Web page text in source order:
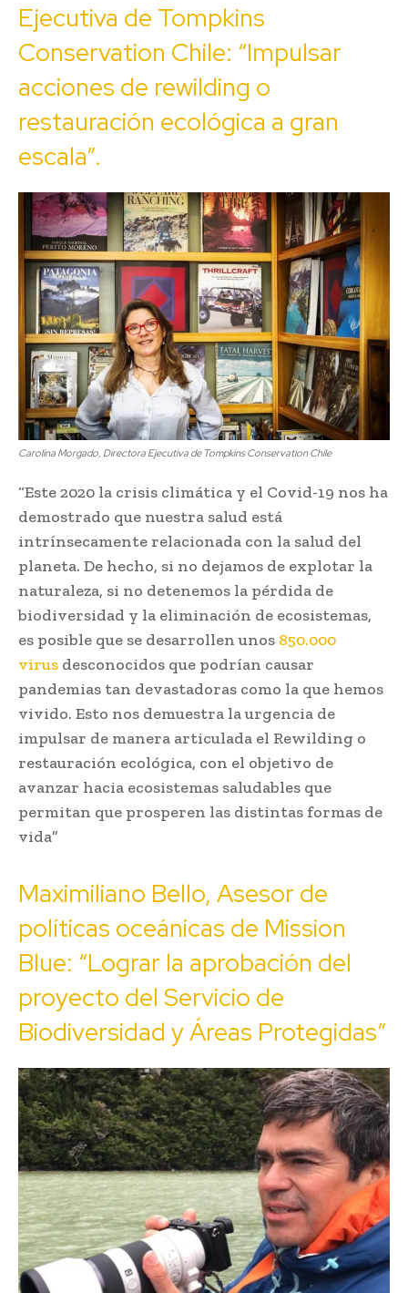
Ejecutiva de Tompkins
Conservation Chile: “Impulsar
acciones de rewilding o
restauración ecológica a gran
escala”.
Carolina Morgado, Directora Ejecutiva de Tompkins Conservation Chile
“Este 2020 la crisis climática y el Covid-19 nos ha
demostrado que nuestra salud está
intrínsecamente relacionada con la salud del
planeta. De hecho, si no dejamos de explotar la
naturaleza, si no detenemos la pérdida de
biodiversidad y la eliminación de ecosistemas,
es posible que se desarrollen unos 850.000
virus desconocidos que podrían causar
pandemias tan devastadoras como la que hemos
vivido. Esto nos demuestra la urgencia de
impulsar de manera articulada el Rewilding o
restauración ecológica, con el objetivo de
avanzar hacia ecosistemas saludables que
permitan que prosperen las distintas formas de
vida”
Maximiliano Bello, Asesor de
políticas oceánicas de Mission
Blue: “Lograr la aprobación del
proyecto del Servicio de
Biodiversidad y Áreas Protegidas”